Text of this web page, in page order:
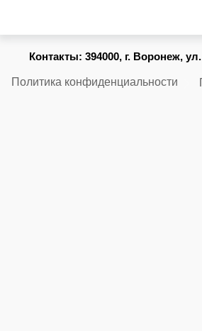
Контакты: 394000, г. Воронеж,
Политика конфиденциальности